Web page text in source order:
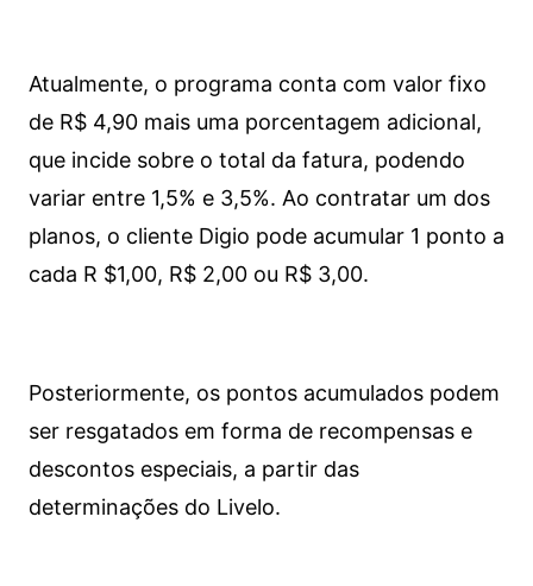
Atualmente, o programa conta com valor fixo
de R$ 4,90 mais uma porcentagem adicional,
que incide sobre o total da fatura, podendo
variar entre 1,5% e 3,5%. Ao contratar um dos
planos, o cliente Digio pode acumular 1 ponto a
cada R $1,00, R$ 2,00 ou R$ 3,00.
Posteriormente, os pontos acumulados podem
ser resgatados em forma de recompensas e
descontos especiais, a partir das
determinações do Livelo.